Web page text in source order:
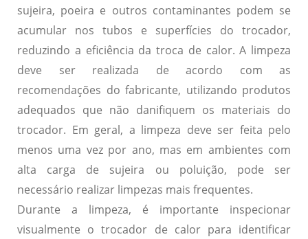
sujeira, poeira e outros contaminantes podem se
acumular nos tubos e superfícies do trocador,
reduzindo a eficiência da troca de calor. A limpeza
deve ser realizada de acordo com as
recomendações do fabricante, utilizando produtos
adequados que não danifiquem os materiais do
trocador. Em geral, a limpeza deve ser feita pelo
menos uma vez por ano, mas em ambientes com
alta carga de sujeira ou poluição, pode ser
necessário realizar limpezas mais frequentes.
Durante a limpeza, é importante inspecionar
visualmente o trocador de calor para identificar